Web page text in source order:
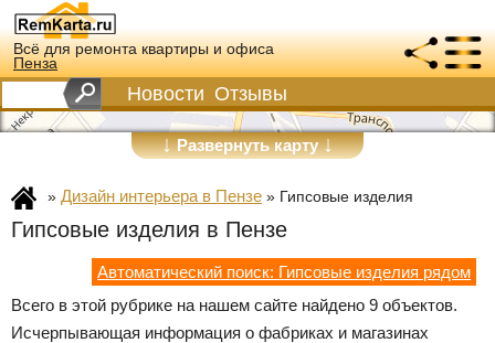
Всё для ремонта квартиры и офиса
Пенза
Новости Отзывы
↓Развернуть карту↓
» Дизайн интерьера в Пензе » Гипсовые изделия
Гипсовые изделия в Пензе
Автоматический поиск: Гипсовые изделия рядом
Всего в этой рубрике на нашем сайте найдено 9 объектов.
Исчерпывающая информация о фабриках и магазинах